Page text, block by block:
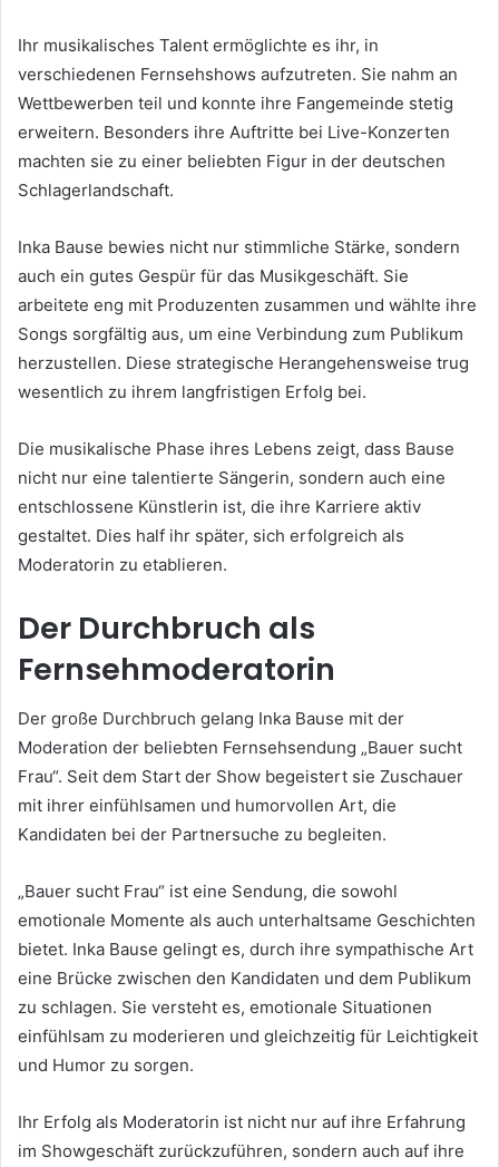
Ihr musikalisches Talent ermöglichte es ihr, in
verschiedenen Fernsehshows aufzutreten. Sie nahm an
Wettbewerben teil und konnte ihre Fangemeinde stetig
erweitern. Besonders ihre Auftritte bei Live-Konzerten
machten sie zu einer beliebten Figur in der deutschen
Schlagerlandschaft.
Inka Bause bewies nicht nur stimmliche Stärke, sondern
auch ein gutes Gespür für das Musikgeschäft. Sie
arbeitete eng mit Produzenten zusammen und wählte ihre
Songs sorgfältig aus, um eine Verbindung zum Publikum
herzustellen. Diese strategische Herangehensweise trug
wesentlich zu ihrem langfristigen Erfolg bei.
Die musikalische Phase ihres Lebens zeigt, dass Bause
nicht nur eine talentierte Sängerin, sondern auch eine
entschlossene Künstlerin ist, die ihre Karriere aktiv
gestaltet. Dies half ihr später, sich erfolgreich als
Moderatorin zu etablieren.
Der Durchbruch als
Fernsehmoderatorin
Der große Durchbruch gelang Inka Bause mit der
Moderation der beliebten Fernsehsendung „Bauer sucht
Frau“. Seit dem Start der Show begeistert sie Zuschauer
mit ihrer einfühlsamen und humorvollen Art, die
Kandidaten bei der Partnersuche zu begleiten.
„Bauer sucht Frau“ ist eine Sendung, die sowohl
emotionale Momente als auch unterhaltsame Geschichten
bietet. Inka Bause gelingt es, durch ihre sympathische Art
eine Brücke zwischen den Kandidaten und dem Publikum
zu schlagen. Sie versteht es, emotionale Situationen
einfühlsam zu moderieren und gleichzeitig für Leichtigkeit
und Humor zu sorgen.
Ihr Erfolg als Moderatorin ist nicht nur auf ihre Erfahrung
im Showgeschäft zurückzuführen, sondern auch auf ihre